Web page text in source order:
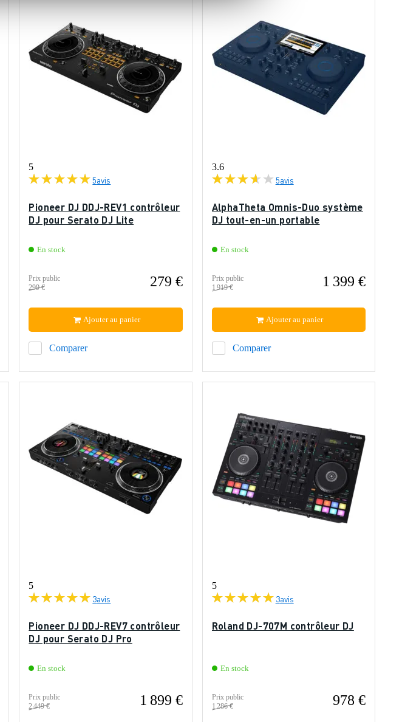
5
5avis
Pioneer DJ DDJ-REV1 contrôleur
DJ pour Serato DJ Lite
En stock
Prix public
299 €
279 €
Comparer
Ajouter au panier
3.6
5avis
AlphaTheta Omnis-Duo système
DJ tout-en-un portable
En stock
Prix public
1 919 €
1 399 €
Comparer
Ajouter au panier
5
3avis
Pioneer DJ DDJ-REV7 contrôleur
DJ pour Serato DJ Pro
En stock
Prix public
2 449 €
1 899 €
5
3avis
Roland DJ-707M contrôleur DJ
En stock
Prix public
1 286 €
978 €